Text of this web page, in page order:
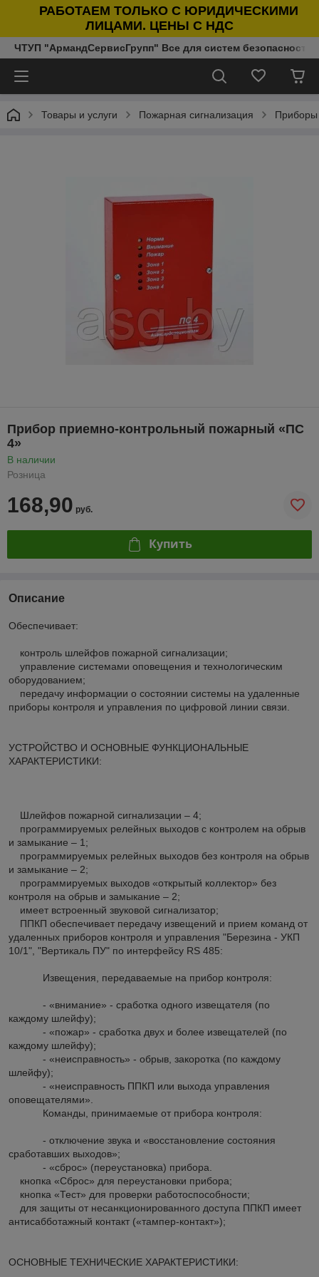
РАБОТАЕМ ТОЛЬКО С ЮРИДИЧЕСКИМИ
ЛИЦАМИ. ЦЕНЫ С НДС
ЧТУП "АрмандСервисГрупп" Все для систем безопасности
Товары и услуги Пожарная сигнализация Приборы
Прибор приемно-контрольный пожарный «ПС
4»
В наличии
Розница
168,90 руб.
Купить
Описание
Обеспечивает:
контроль шлейфов пожарной сигнализации;
управление системами оповещения и технологическим
оборудованием;
передачу информации о состоянии системы на удаленные
приборы контроля и управления по цифровой линии связи.
УСТРОЙСТВО И ОСНОВНЫЕ ФУНКЦИОНАЛЬНЫЕ
ХАРАКТЕРИСТИКИ:
Шлейфов пожарной сигнализации – 4;
программируемых релейных выходов с контролем на обрыв
и замыкание – 1;
программируемых релейных выходов без контроля на обрыв
и замыкание – 2;
программируемых выходов «открытый коллектор» без
контроля на обрыв и замыкание – 2;
имеет встроенный звуковой сигнализатор;
ППКП обеспечивает передачу извещений и прием команд от
удаленных приборов контроля и управления "Березина - УКП
10/1", "Вертикаль ПУ" по интерфейсу RS 485:
Извещения, передаваемые на прибор контроля:
- «внимание» - сработка одного извещателя (по
каждому шлейфу);
- «пожар» - сработка двух и более извещателей (по
каждому шлейфу);
- «неисправность» - обрыв, закоротка (по каждому
шлейфу);
- «неисправность ППКП или выхода управления
оповещателями».
Команды, принимаемые от прибора контроля:
- отключение звука и «восстановление состояния
сработавших выходов»;
- «сброс» (переустановка) прибора.
кнопка «Сброс» для переустановки прибора;
кнопка «Тест» для проверки работоспособности;
для защиты от несанкционированного доступа ППКП имеет
антисабботажный контакт («тампер-контакт»);
ОСНОВНЫЕ ТЕХНИЧЕСКИЕ ХАРАКТЕРИСТИКИ: